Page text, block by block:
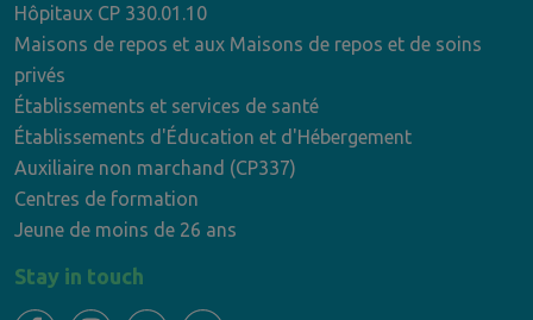
Hôpitaux CP 330.01.10
Maisons de repos et aux Maisons de repos et de soins
privés
Établissements et services de santé
Établissements d'Éducation et d'Hébergement
Auxiliaire non marchand (CP337)
Centres de formation
Jeune de moins de 26 ans
Stay in touch